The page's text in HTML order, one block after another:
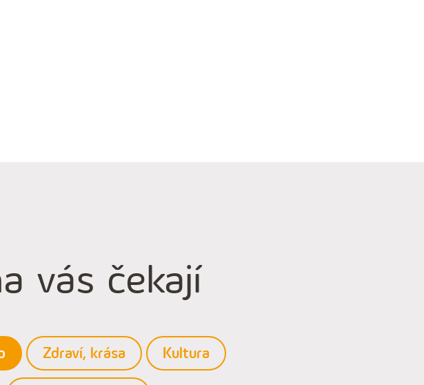
vás čekají
Zdraví, krása Kultura